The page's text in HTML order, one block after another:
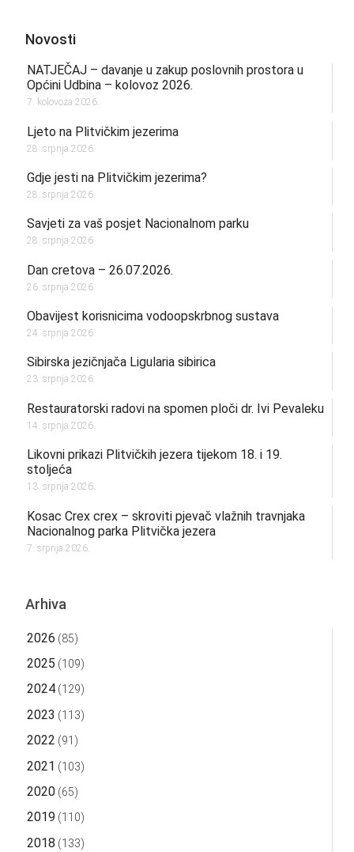
Novosti
NATJEČAJ – davanje u zakup poslovnih prostora u
Općini Udbina – kolovoz 2026.
7. kolovoza 2026.
Ljeto na Plitvičkim jezerima
28. srpnja 2026.
Gdje jesti na Plitvičkim jezerima?
28. srpnja 2026.
Savjeti za vaš posjet Nacionalnom parku
28. srpnja 2026.
Dan cretova – 26.07.2026.
26. srpnja 2026.
Obavijest korisnicima vodoopskrbnog sustava
24. srpnja 2026.
Sibirska jezičnjača Ligularia sibirica
23. srpnja 2026.
Restauratorski radovi na spomen ploči dr. Ivi Pevaleku
14. srpnja 2026.
Likovni prikazi Plitvičkih jezera tijekom 18. i 19.
stoljeća
13. srpnja 2026.
Kosac Crex crex – skroviti pjevač vlažnih travnjaka
Nacionalnog parka Plitvička jezera
7. srpnja 2026.
Arhiva
2026 (85)
2025 (109)
2024(129)
2023 (113)
2022 (91)
2021 (103)
2020(65)
2019 (110)
2018 (133)